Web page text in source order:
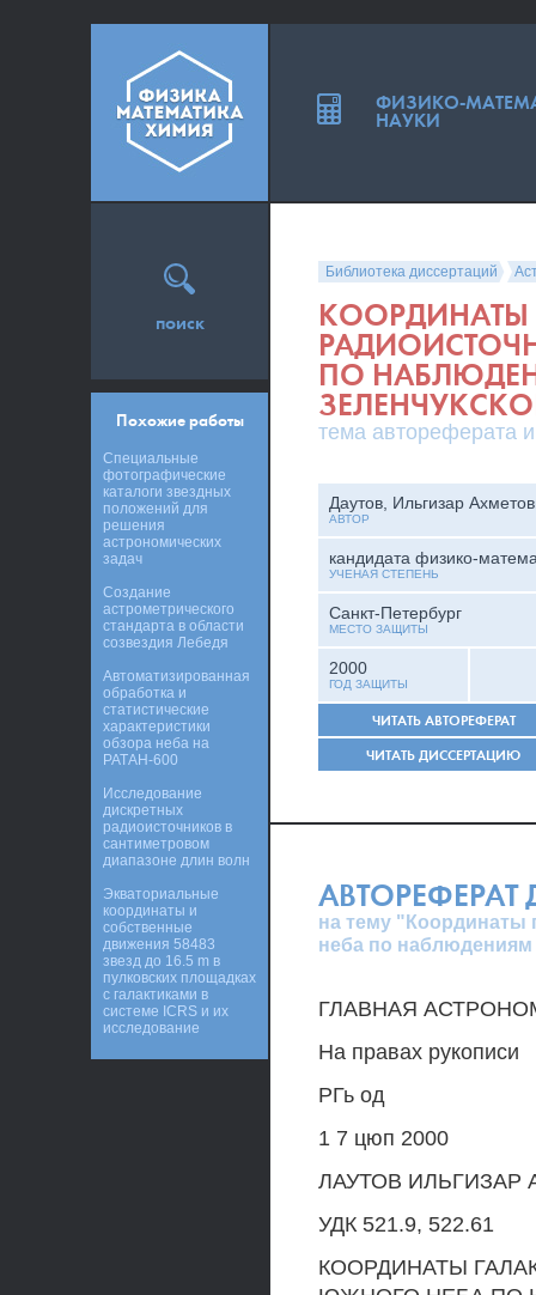
Библиотека диссертаций
КООРДИНАТЫ
ПО
тема автореферата
Даутов, Ильгизар
АВТОР
кандидата физико-
УЧЕНАЯ СТЕПЕНЬ
Санкт-Петербург
МЕСТО ЗАЩИТЫ
2000
ГОД ЗАЩИТЫ
ЧИТАТЬ АВТОРЕФЕРАТ
ЧИТАТЬ ДИССЕРТАЦИЮ
АВТОРЕФЕРАТ
на тему "Координаты
неба по наблюдениям
ГЛАВНАЯ
На правах рукописи
РГь од
1 7 цюп 2000
ЛАУТОВ ИЛЬГИЗАР
УДК 521.9, 522.61
КООРДИНАТЫ
поиск
Похожие работы
Специальные
фотографические
каталоги звездных
положений для
решения
астрономических
задач
Создание
астрометрического
стандарта в области
созвездия Лебедя
Автоматизированная
обработка и
статистические
характеристики
обзора неба на
РАТАН-600
Исследование
дискретных
радиоисточников в
сантиметровом
диапазоне длин волн
Экваториальные
координаты и
собственные
движения 58483
звезд до 16.5 m в
пулковских площадках
с галактиками в
системе ICRS и их
исследование
ФИЗИКО-
НАУКИ